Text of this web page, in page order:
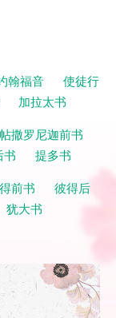
翰福音
使徒行
加拉太书
帖撒罗尼迦前书
书
提多书
前书
彼得后
犹大书